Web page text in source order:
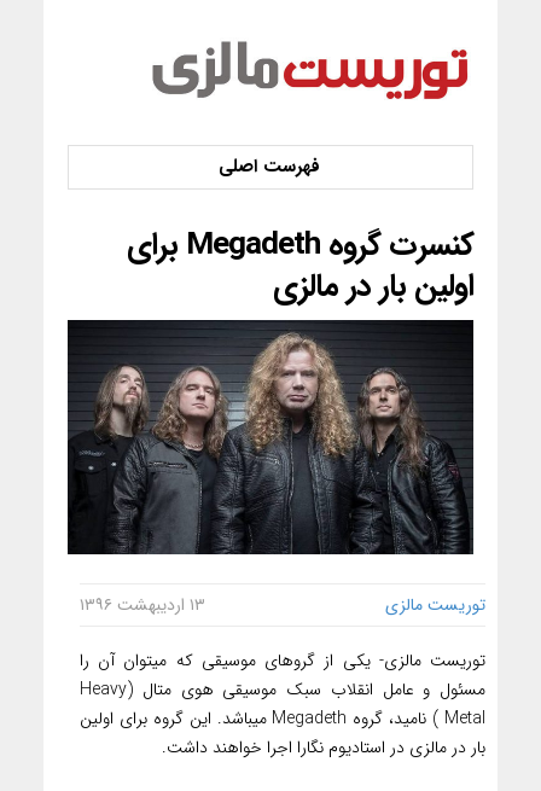
کنسرت گروه Megadeth برای
اولین بار در مالزی
توریست مالزی ۱۳ اردیبهشت ۱۳۹۶
توریست مالزی- یکی از گروهای موسیقی که میتوان آن را
مسئول و عامل انقلاب سبک موسیقی هوی متال (Heavy
Metal ) نامید، گروه Megadeth میباشد. این گروه برای اولین
بار در مالزی در استادیوم نگارا اجرا خواهند داشت.